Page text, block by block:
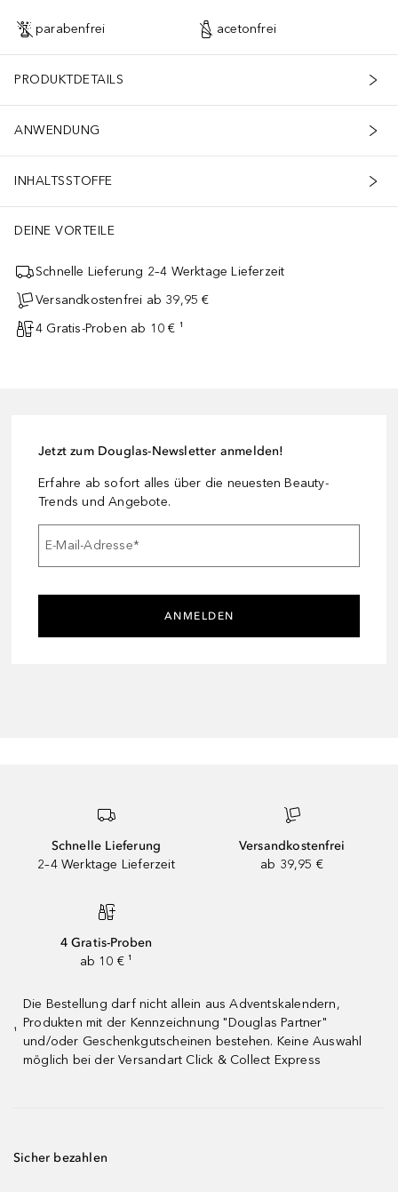
parabenfrei acetonfrei
PRODUKTDETAILS
ANWENDUNG
INHALTSSTOFFE
DEINE VORTEILE
Schnelle Lieferung 2–4 Werktage Lieferzeit
Versandkostenfrei ab 39,95 €
4 Gratis-Proben ab 10 € ¹
Jetzt zum Douglas-Newsletter anmelden!
Erfahre ab sofort alles über die neuesten Beauty-
Trends und Angebote.
E-Mail-Adresse*
ANMELDEN
Schnelle Lieferung
2–4 Werktage Lieferzeit
Versandkostenfrei
ab 39,95 €
4 Gratis-Proben
ab 10 € ¹
¹
Die Bestellung darf nicht allein aus Adventskalendern,
Produkten mit der Kennzeichnung "Douglas Partner"
und/oder Geschenkgutscheinen bestehen. Keine Auswahl
möglich bei der Versandart Click & Collect Express
Sicher bezahlen